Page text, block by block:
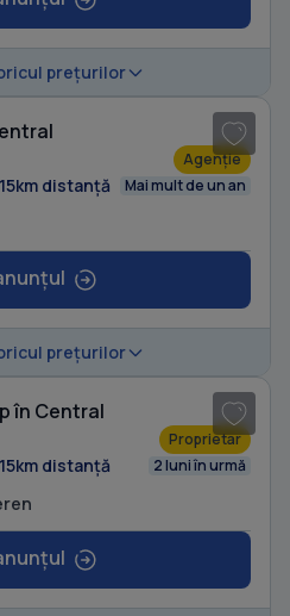
prețurilor
Agenție
distanță Mai mult de un an
prețurilor
în Central
Proprietar
distanță 2 luni în urmă